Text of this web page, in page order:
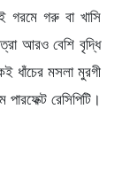
গরমে গরু বা খাসি
আরও বেশি বৃদ্ধি
ধাঁচের মসলা মুরগী
রেসিপিটি।